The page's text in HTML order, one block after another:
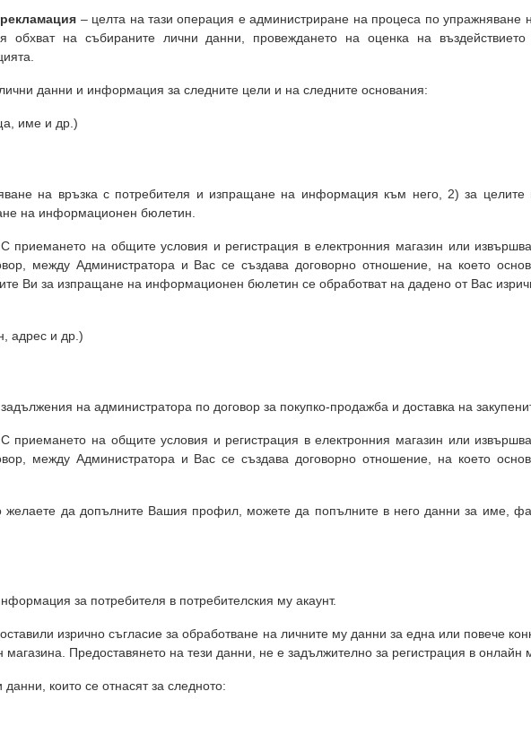
– целта на тази операция е администриране на процеса по упражняване
обхват на събираните лични данни, провеждането на оценка на
данни и информация за следните цели и на следните основания:
име и др.)
на връзка с потребителя и изпращане на информация към него, 2) за целите
на информационен бюлетин.
приемането на общите условия и регистрация в електронния магазин или
между Администратора и Вас се създава договорно отношение, на което
Ви за изпращане на информационен бюлетин се обработват на дадено от Вас
адрес и др.)
на администратора по договор за покупко-продажба и доставка на
приемането на общите условия и регистрация в електронния магазин или
между Администратора и Вас се създава договорно отношение, на което
да допълните Вашия профил, можете да попълните в него данни за име,
за потребителя в потребителския му акаунт.
изрично съгласие за обработване на личните му данни за една или повече
Предоставянето на тези данни, не е задължително за регистрация в онлайн
които се отнасят за следното: